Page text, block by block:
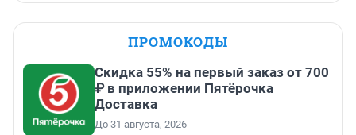
ПРОМОКОДЫ
Скидка 55% на первый заказ от 700
₽ в приложении Пятёрочка
Доставка
До 31 августа, 2026